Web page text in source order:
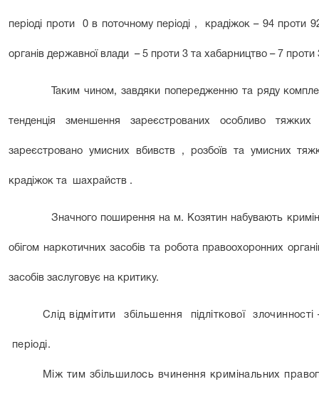
періоді проти 0 в поточному періоді , крадіжок – 94
органів державної влади – 5 проти 3 та хабарництво – 7
Таким чином, завдяки попередженню та ряду
тенденція зменшення зареєстрованих особливо
зареєстровано умисних вбивств , розбоїв та умисних
крадіжок та шахрайств .
Значного поширення на м. Козятин набувають
обігом наркотичних засобів та робота правоохоронних
засобів заслуговує на критику.
Слід відмітити збільшення підліткової
періоді.
Між тим збільшилось вчинення кримінальних